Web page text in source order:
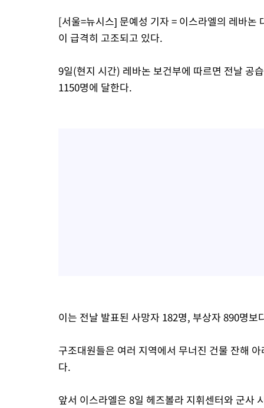
[서울=뉴시스] 문예성 기자 = 이스라엘의 레바
이 급격히 고조되고 있다.
9일(현지 시간) 레바논 보건부에 따르면 전날 공
1150명에 달한다.
이는 전날 발표된 사망자 182명, 부상자 890명보
구조대원들은 여러 지역에서 무너진 건물 잔해
다.
앞서 이스라엘은 8일 헤즈볼라 지휘센터와 군사